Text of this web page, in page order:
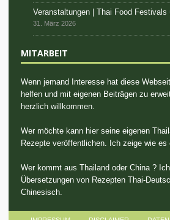
Veranstaltungen | Thai Food Festivals
31. März 2026
MITARBEIT
Wenn jemand Interesse hat diese
helfen und mit eigenen Beiträgen zu
herzlich willkommen.
Wer möchte kann hier seine eigenen
Rezepte veröffentlichen. Ich zeige wie es
Wer kommt aus Thailand oder China ?
Übersetzungen von Rezepten Thai-
Chinesisch.